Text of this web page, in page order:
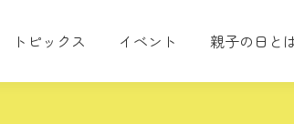
トピックス イベント 親子の日と